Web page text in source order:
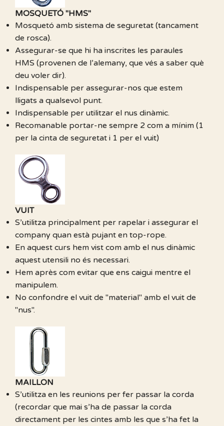
MOSQUETÓ "HMS"
Mosquetó amb sistema de seguretat (tancament
de rosca).
Assegurar-se que hi ha inscrites les paraules
HMS (provenen de l’alemany, que vés a saber què
deu voler dir).
Indispensable per assegurar-nos que estem
lligats a qualsevol punt.
Indispensable per utilitzar el nus dinàmic.
Recomanable portar-ne sempre 2 com a mínim (1
per la cinta de seguretat i 1 per el vuit)
VUIT
S’utilitza principalment per rapelar i assegurar el
company quan està pujant en top-rope.
En aquest curs hem vist com amb el nus dinàmic
aquest utensili no és necessari.
Hem après com evitar que ens caigui mentre el
manipulem.
No confondre el vuit de "material" amb el vuit de
"nus".
MAILLON
S’utilitza en les reunions per fer passar la corda
(recordar que mai s’ha de passar la corda
directament per les cintes amb les que s’ha fet la